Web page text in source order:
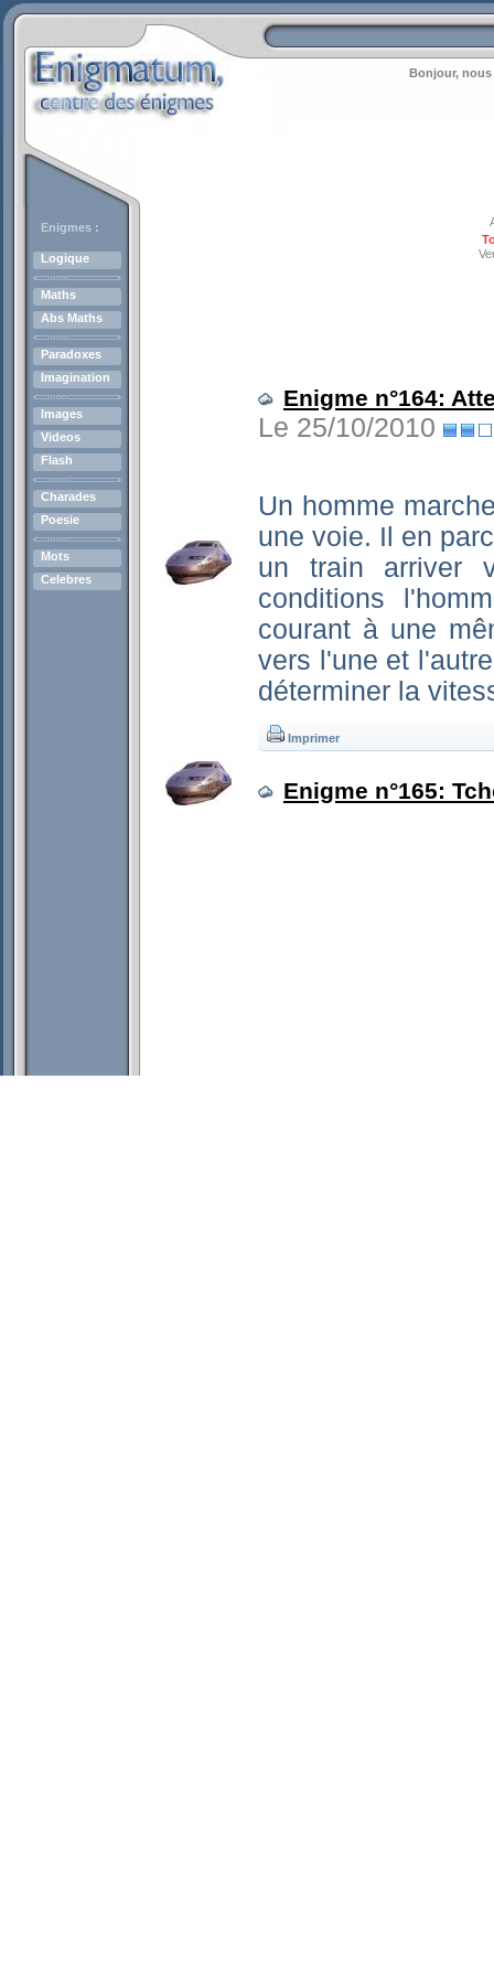
Bonjour, nous
Enigmes :
Logique
Maths
Abs Maths
Paradoxes
Imagination
Images
Videos
Flash
Charades
Poesie
Mots
Celebres
Enigme n°164:
Le 25/10/2010
Un homme
une voie. Il en
un train arriver
conditions
courant à une
vers l'une et
déterminer la
Imprimer
Enigme n°165: